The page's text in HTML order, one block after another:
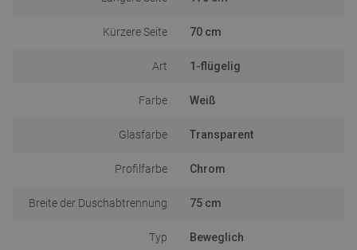
Kürzere Seite 70 cm
Art 1-flügelig
Farbe Weiß
Glasfarbe Transparent
Profilfarbe Chrom
Breite der Duschabtrennung 75 cm
Typ Beweglich